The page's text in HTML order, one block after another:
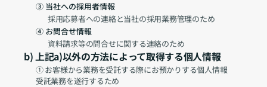
③ 当社への採用者情報
採用応募者への連絡と当社の採用業務管理のため
④ お問合せ情報
資料請求等の問合せに関する連絡のため
b) 上記a)以外の方法によって取得する個人情報
① お客様から業務を受託する際にお預かりする個人情報
受託業務を遂行するため